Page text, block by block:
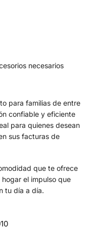
necesarios
para familias de entre
confiable y eficiente
para quienes desean
sus facturas de
que te ofrece
hogar el impulso que
tu día a día.